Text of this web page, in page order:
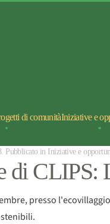
di comunitàIniziative e
. Pubblicato in Iniziative e
di CLIPS:
presso